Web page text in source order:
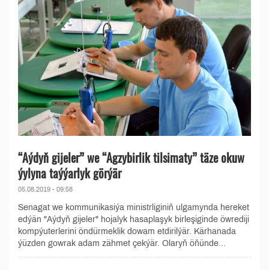
“Aýdyň gijeler” we “Agzybirlik tilsimaty” täze okuw
ýylyna taýýarlyk görýär
05.08.2019 - 09:58
Senagat we kommunikasiýa ministrliginiň ulgamynda hereket
edýän "Aýdyň gijeler" hojalyk hasaplaşyk birleşiginde öwrediji
kompýuterlerini öndürmeklik dowam etdirilýär. Kärhanada
ýüzden gowrak adam zähmet çekýär. Olaryň öňünde...